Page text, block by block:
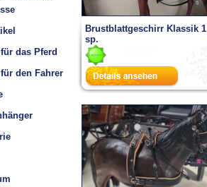
das Pferd
den Fahrer
Brustblattgeschirr Klassik 1
sp.